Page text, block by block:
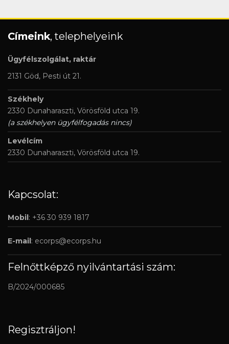
Címeink, telephelyeink
Ügyfélszolgálat, raktár
2131 Göd, Pesti út 21.
Székhely
2330 Dunaharaszti, Vörösföld utca 19.
(a székhelyen ügyfélfogadás nincs)
Levélcím
2330 Dunaharaszti, Vörösföld utca 19.
Kapcsolat:
Mobil: +36 30 939 1817
E-mail: ecorps@ecorps.hu
Felnőttképző nyilvántartási szám:
B/2024/000685
Regisztráljon!